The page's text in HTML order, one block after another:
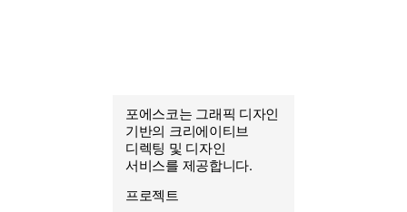
포에스코는 그래픽 디자인
기반의 크리에이티브
디렉팅 및 디자인
서비스를 제공합니다.
프로젝트
포에스코
조열음
그래픽 디자이너